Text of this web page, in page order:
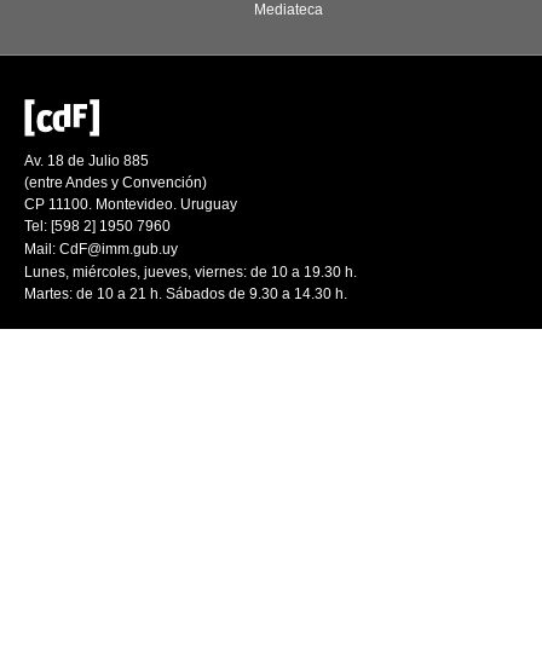
Mediateca
Av. 18 de Julio 885
(entre Andes y Convención)
CP 11100. Montevideo. Uruguay
Tel: [598 2] 1950 7960
Mail: CdF@imm.gub.uy
Lunes, miércoles, jueves, viernes: de 10 a 19.30 h.
Martes: de 10 a 21 h. Sábados de 9.30 a 14.30 h.